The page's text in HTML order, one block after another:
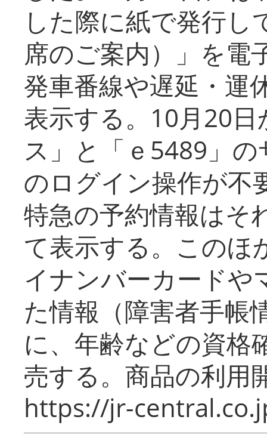
した際に紙で発行し
席のご案内）」を電
発車番線や遅延・運
表示する。10月20
ス」と「ｅ5489」
のログイン操作が不
特急の予約情報はそ
て表示する。このほ
イナンバーカードや
た情報（障害者手帳
に、年齢などの資格
売する。商品の利用
https://jr-